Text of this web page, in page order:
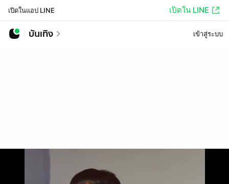
เปิดในแอป LINE เปิดใน LINE
บันเทิง เข้าสู่ระบบ